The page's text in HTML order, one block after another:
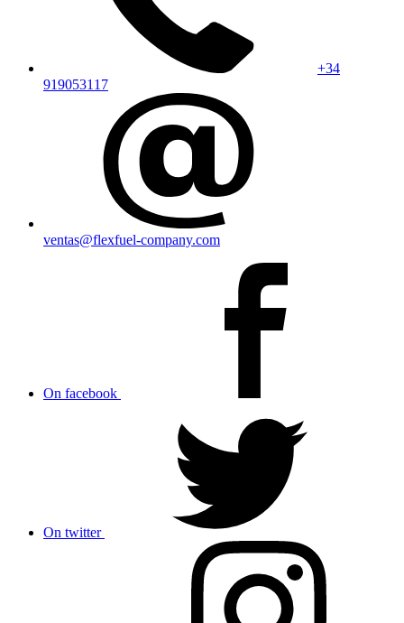
+34
919053117
ventas@flexfuel-company.com
On facebook
On twitter